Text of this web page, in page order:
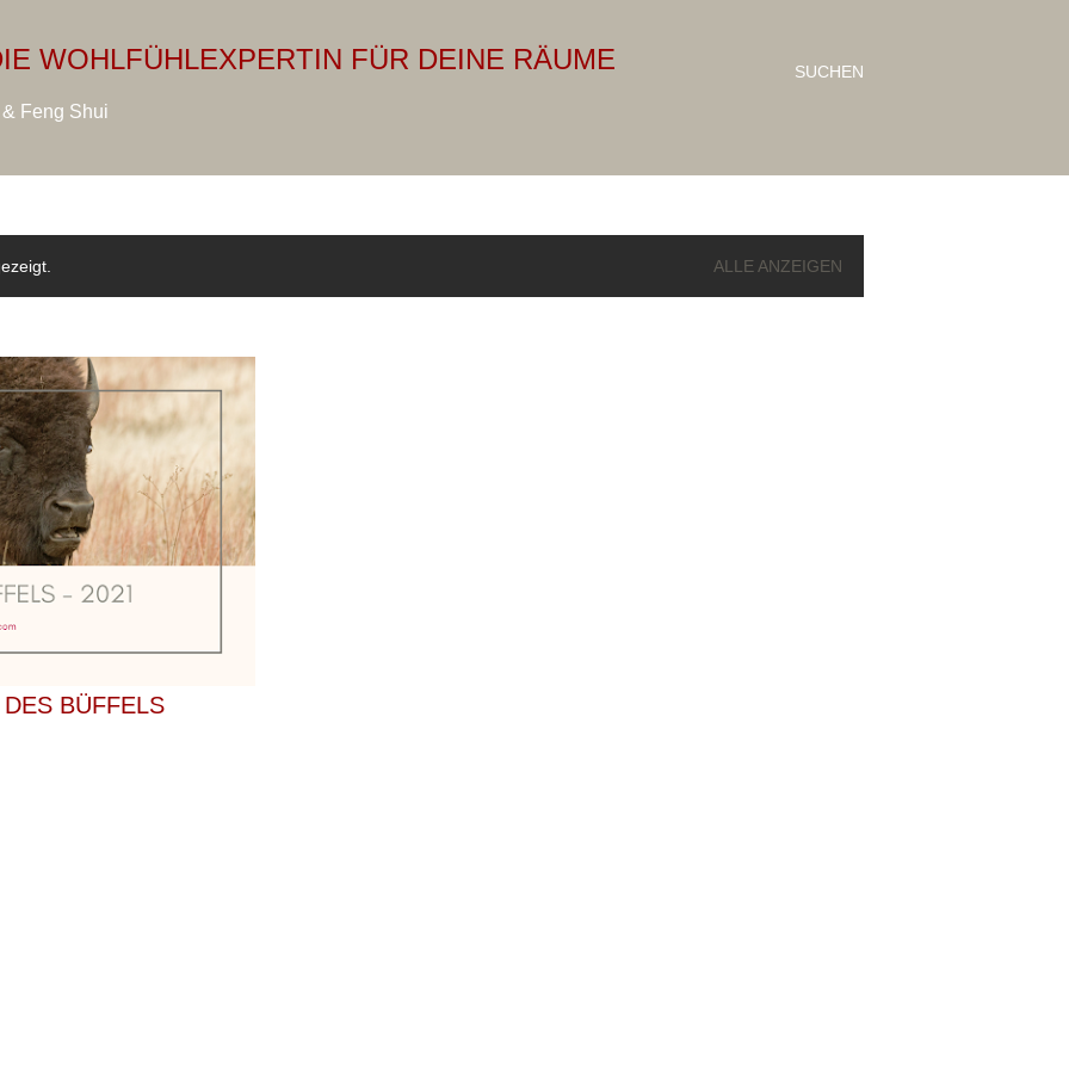
SUCHEN
WOHLFÜHLEXPERTIN FÜR DEINE RÄUME
Feng Shui
ALLE ANZEIGEN
BÜFFELS